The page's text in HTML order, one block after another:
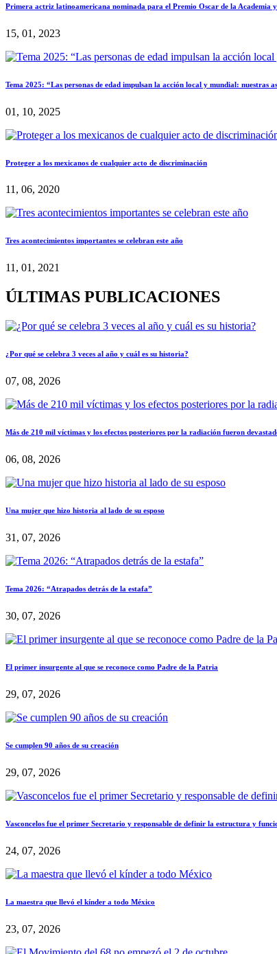
Primera actriz latinoamericana nominada para el Premio Oscar de la Academia
15, 01, 2023
Tema 2025: “Las personas de edad impulsan la acción local y mundial: nuestras
01, 10, 2025
Proteger a los mexicanos de cualquier acto de discriminación
11, 06, 2020
Tres acontecimientos importantes se celebran este año
11, 01, 2021
ÚLTIMAS PUBLICACIONES
¿Por qué se celebra 3 veces al año y cuál es su historia?
07, 08, 2026
Más de 210 mil víctimas y los efectos posteriores por la radiación fueron
06, 08, 2026
Una mujer que hizo historia al lado de su esposo
31, 07, 2026
Tema 2026: “Atrapados detrás de la estafa”
30, 07, 2026
El primer insurgente al que se reconoce como Padre de la Patria
29, 07, 2026
Se cumplen 90 años de su creación
29, 07, 2026
Vasconcelos fue el primer Secretario y responsable de definir la estructura y
24, 07, 2026
La maestra que llevó el kínder a todo México
23, 07, 2026